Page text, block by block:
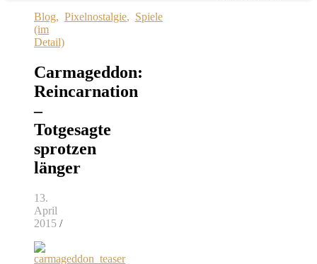
Blog, Pixelnostalgie, Spiele
(im
Detail)
Carmageddon:
Reincarnation
–
Totgesagte
sprotzen
länger
13.
April
2015 /